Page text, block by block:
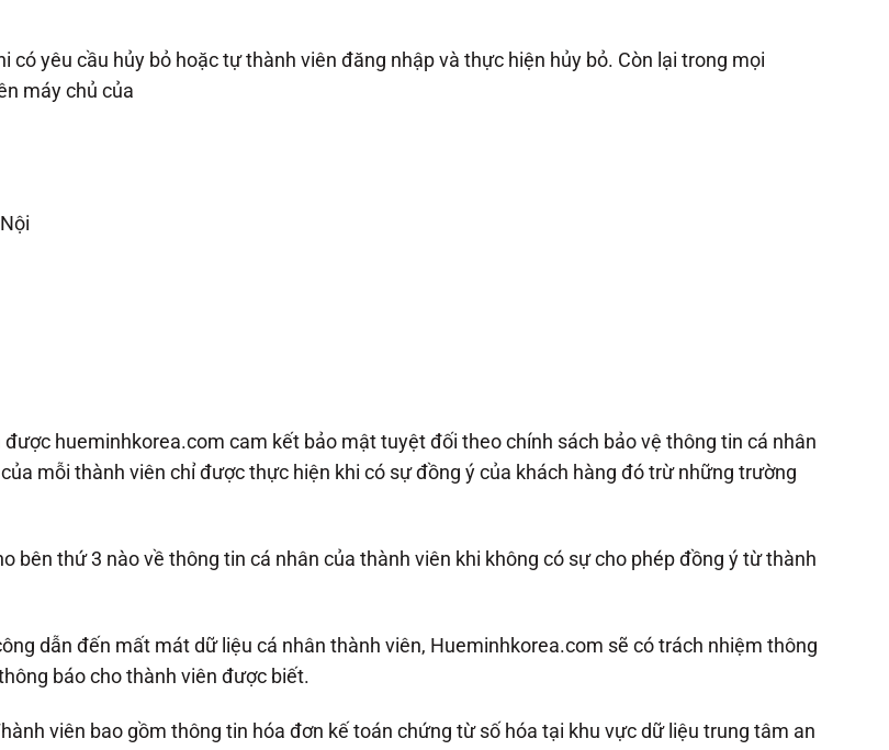
yêu cầu hủy bỏ hoặc tự thành viên đăng nhập và thực hiện hủy bỏ. Còn lại trong mọi
máy chủ của
hueminhkorea.com cam kết bảo mật tuyệt đối theo chính sách bảo vệ thông tin cá nhân
mỗi thành viên chỉ được thực hiện khi có sự đồng ý của khách hàng đó trừ những trường
bên thứ 3 nào về thông tin cá nhân của thành viên khi không có sự cho phép đồng ý từ thành
dẫn đến mất mát dữ liệu cá nhân thành viên, Hueminhkorea.com sẽ có trách nhiệm thông
báo cho thành viên được biết.
viên bao gồm thông tin hóa đơn kế toán chứng từ số hóa tại khu vực dữ liệu trung tâm an